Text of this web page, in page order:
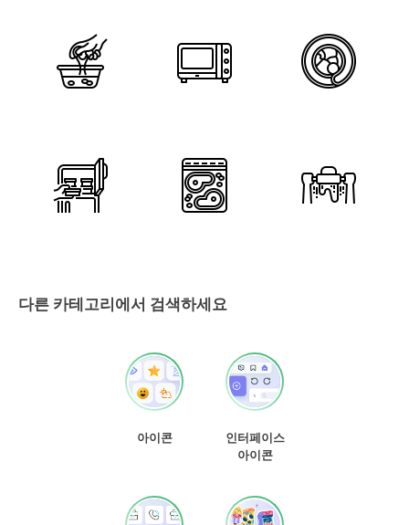
다른 카테고리에서 검색하세요
아이콘
인터페이스
아이콘